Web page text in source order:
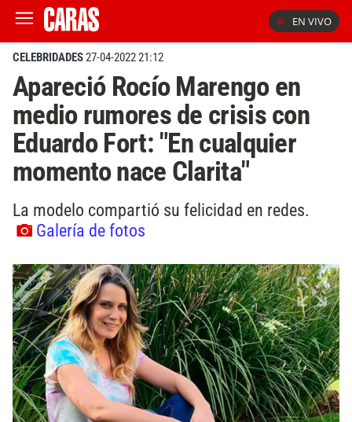
EN VIVO
CELEBRIDADES27-04-2022 21:12
Apareció Rocío Marengo en
medio rumores de crisis con
Eduardo Fort: "En cualquier
momento nace Clarita"
La modelo compartió su felicidad en redes.
Galería de fotos